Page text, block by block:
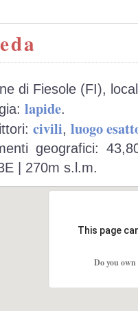
di Fiesole (FI),
lapide.
civili, luogo
geografici:
| 270m s.l.m.
This page
Do you